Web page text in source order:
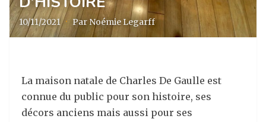
10/11/2021 · Par Noémie Legarff
La maison natale de Charles De Gaulle est
connue du public pour son histoire, ses
décors anciens mais aussi pour ses